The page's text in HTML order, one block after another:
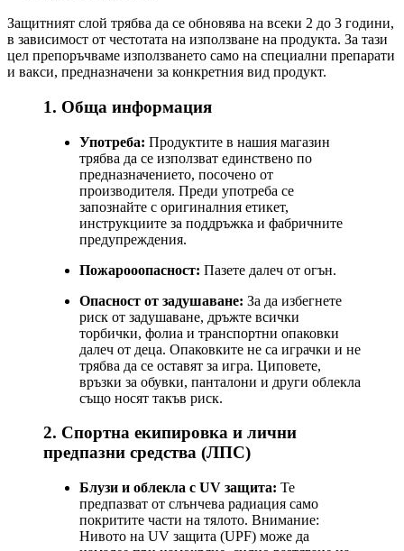
Защитният слой трябва да се обновява на всеки 2 до 3 години,
в зависимост от честотата на използване на продукта. За тази
цел препоръчваме използването само на специални препарати
и вакси, предназначени за конкретния вид продукт.
1. Обща информация
Употреба: Продуктите в нашия магазин
трябва да се използват единствено по
предназначението, посочено от
производителя. Преди употреба се
запознайте с оригиналния етикет,
инструкциите за поддръжка и фабричните
предупреждения.
Пожарооопасност: Пазете далеч от огън.
Опасност от задушаване: За да избегнете
риск от задушаване, дръжте всички
торбички, фолиа и транспортни опаковки
далеч от деца. Опаковките не са играчки и не
трябва да се оставят за игра. Циповете,
връзки за обувки, панталони и други облекла
също носят такъв риск.
2. Спортна екипировка и лични
предпазни средства (ЛПС)
Блузи и облекла с UV защита: Те
предпазват от слънчева радиация само
покритите части на тялото. Внимание:
Нивото на UV защита (UPF) може да